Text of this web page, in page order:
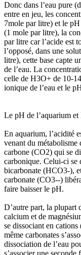
Donc dans l’eau pure
entre en jeu, les
7mole par litre) et le
(1 mole par litre), la
par litre car l’acide est
l’opposé, dans une
litre), cette base capte
de l’eau. La
celle de H3O+ de 10-
ionique de l’eau et le
Le pH de l’aquarium et
En aquarium, l’acidité
venant du métabolisme
carbone (CO2) qui se
carbonique. Celui-ci se
bicarbonate (HCO3-),
carbonate (CO3--)
faire baisser le pH.
D’autre part, la plupart
calcium et de
se dissociant en
même carbonates
dissociation de l’eau
s’associer une